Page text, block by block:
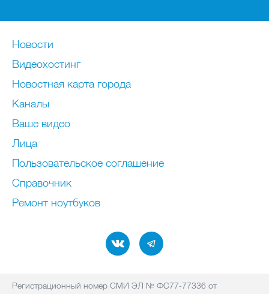
Новости
Видеохостинг
Новостная карта города
Каналы
Ваше видео
Лица
Пользовательское соглашение
Справочник
Ремонт нoутбуков
Регистрационный номер СМИ ЭЛ № ФС77-77336 от